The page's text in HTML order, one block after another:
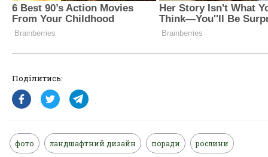
Поділитись:
фото ландшафтний дизайн поради рослини